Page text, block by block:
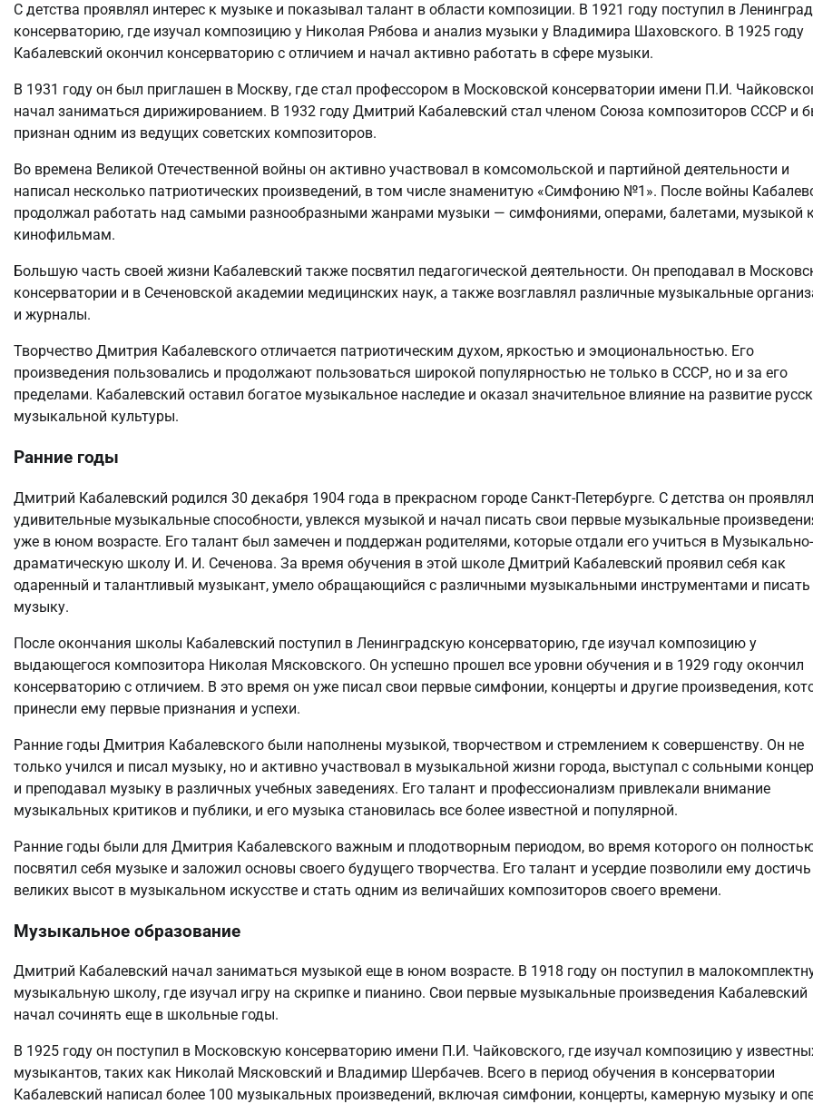
С детства проявлял интерес к музыке и показывал талант в области композиции. В 1921 году поступил в
консерваторию, где изучал композицию у Николая Рябова и анализ музыки у Владимира Шаховского. В 1925 году
Кабалевский окончил консерваторию с отличием и начал активно работать в сфере музыки.
В 1931 году он был приглашен в Москву, где стал профессором в Московской консерватории имени П.И.
начал заниматься дирижированием. В 1932 году Дмитрий Кабалевский стал членом Союза композиторов СССР и
признан одним из ведущих советских композиторов.
Во времена Великой Отечественной войны он активно участвовал в комсомольской и партийной деятельности и
написал несколько патриотических произведений, в том числе знаменитую «Симфонию №1». После войны
продолжал работать над самыми разнообразными жанрами музыки — симфониями, операми, балетами, музыкой
кинофильмам.
Большую часть своей жизни Кабалевский также посвятил педагогической деятельности. Он преподавал в
консерватории и в Сеченовской академии медицинских наук, а также возглавлял различные музыкальные
и журналы.
Творчество Дмитрия Кабалевского отличается патриотическим духом, яркостью и эмоциональностью. Его
произведения пользовались и продолжают пользоваться широкой популярностью не только в СССР, но и за его
пределами. Кабалевский оставил богатое музыкальное наследие и оказал значительное влияние на развитие
музыкальной культуры.
Ранние годы
Дмитрий Кабалевский родился 30 декабря 1904 года в прекрасном городе Санкт-Петербурге. С детства он проявлял
удивительные музыкальные способности, увлекся музыкой и начал писать свои первые музыкальные
уже в юном возрасте. Его талант был замечен и поддержан родителями, которые отдали его учиться в Музыкально-
драматическую школу И. И. Сеченова. За время обучения в этой школе Дмитрий Кабалевский проявил себя как
одаренный и талантливый музыкант, умело обращающийся с различными музыкальными инструментами и писать
музыку.
После окончания школы Кабалевский поступил в Ленинградскую консерваторию, где изучал композицию у
выдающегося композитора Николая Мясковского. Он успешно прошел все уровни обучения и в 1929 году окончил
консерваторию с отличием. В это время он уже писал свои первые симфонии, концерты и другие произведения,
принесли ему первые признания и успехи.
Ранние годы Дмитрия Кабалевского были наполнены музыкой, творчеством и стремлением к совершенству. Он не
только учился и писал музыку, но и активно участвовал в музыкальной жизни города, выступал с сольными
и преподавал музыку в различных учебных заведениях. Его талант и профессионализм привлекали внимание
музыкальных критиков и публики, и его музыка становилась все более известной и популярной.
Ранние годы были для Дмитрия Кабалевского важным и плодотворным периодом, во время которого он
посвятил себя музыке и заложил основы своего будущего творчества. Его талант и усердие позволили ему достичь
великих высот в музыкальном искусстве и стать одним из величайших композиторов своего времени.
Музыкальное образование
Дмитрий Кабалевский начал заниматься музыкой еще в юном возрасте. В 1918 году он поступил в
музыкальную школу, где изучал игру на скрипке и пианино. Свои первые музыкальные произведения Кабалевский
начал сочинять еще в школьные годы.
В 1925 году он поступил в Московскую консерваторию имени П.И. Чайковского, где изучал композицию у
музыкантов, таких как Николай Мясковский и Владимир Шербачев. Всего в период обучения в консерватории
Кабалевский написал более 100 музыкальных произведений, включая симфонии, концерты, камерную музыку и